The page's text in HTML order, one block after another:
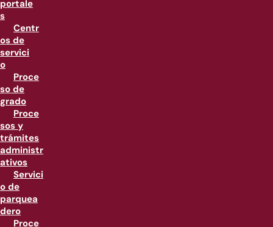
portale
s
Centr
os de
servici
o
Proce
so de
grado
Proce
sos y
trámites
administr
ativos
Servici
o de
parquea
dero
Proce